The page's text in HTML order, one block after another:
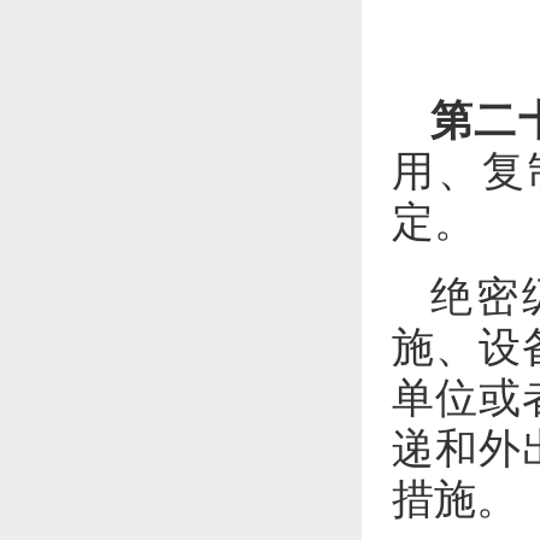
第二
用、
定。
绝密
施、设
单位或
递和外
措施。